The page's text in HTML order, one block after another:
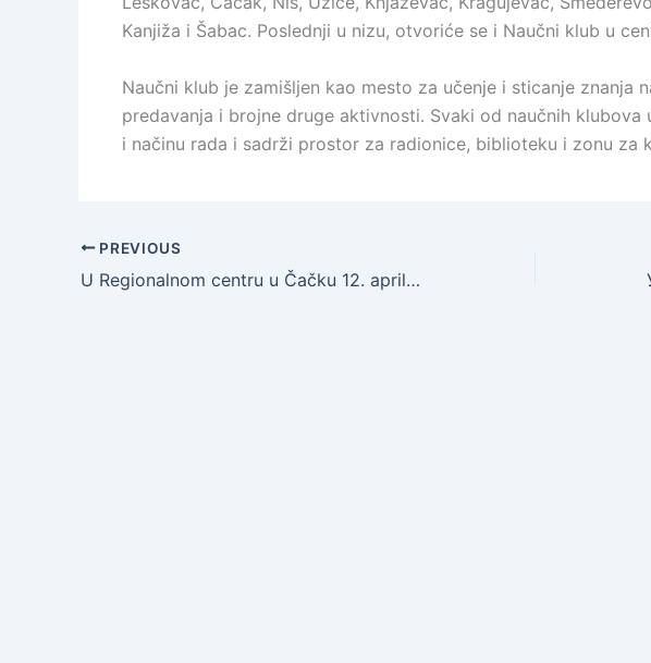
Kanjiža i Šabac. Poslednji u nizu, otvoriće se i Naučni klub u
Naučni klub je zamišljen kao mesto za učenje i sticanje znanja
predavanja i brojne druge aktivnosti. Svaki od naučnih
i načinu rada i sadrži prostor za radionice, biblioteku i zonu za
PREVIOUS
U Regionalnom centru u Čačku 12. aprila održan aktiv direktora